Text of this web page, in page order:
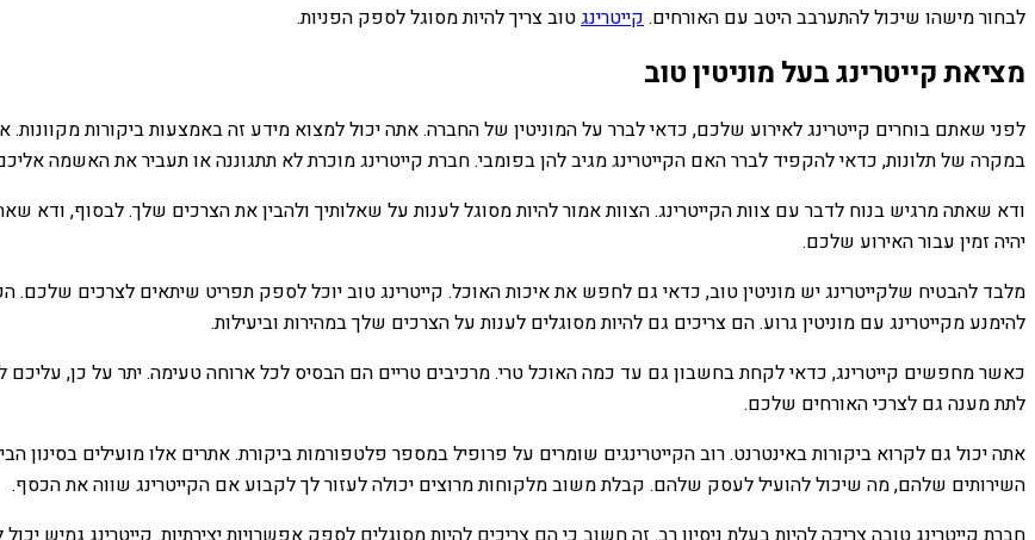
לבחור מישהו שיכול להתערבב היטב עם האורחים.קייטרינגטוב צריך להיות מסוגל לספק הפניות.
מציאת קייטרינג בעל מוניטין טוב
לפני שאתם בוחרים קייטרינג לאירוע שלכם, כדאי לברר על המוניטין של החברה. אתה יכול למצוא מידע זה באמצעות ביקורות
במקרה של תלונות, כדאי להקפיד לברר האם הקייטרינג מגיב להן בפומבי. חברת קייטרינג מוכרת לא תתגוננה או תעביר את האשמה
ודא שאתה מרגיש בנוח לדבר עם צוות הקייטרינג. הצוות אמור להיות מסוגל לענות על שאלותיך ולהבין את הצרכים שלך. לבסוף, ודא
יהיה זמין עבור האירוע שלכם.
מלבד להבטיח שלקייטרינג יש מוניטין טוב, כדאי גם לחפש את איכות האוכל. קייטרינג טוב יוכל לספק תפריט שיתאים לצרכים שלכם.
להימנע מקייטרינג עם מוניטין גרוע. הם צריכים גם להיות מסוגלים לענות על הצרכים שלך במהירות וביעילות.
כאשר מחפשים קייטרינג, כדאי לקחת בחשבון גם עד כמה האוכל טרי. מרכיבים טריים הם הבסיס לכל ארוחה טעימה. יתר על כן, עליכם
לתת מענה גם לצרכי האורחים שלכם.
אתה יכול גם לקרוא ביקורות באינטרנט. רוב הקייטרינגים שומרים על פרופיל במספר פלטפורמות ביקורת. אתרים אלו מועילים
השירותים שלהם, מה שיכול להועיל לעסק שלהם. קבלת משוב מלקוחות מרוצים יכולה לעזור לך לקבוע אם הקייטרינג שווה את הכסף.